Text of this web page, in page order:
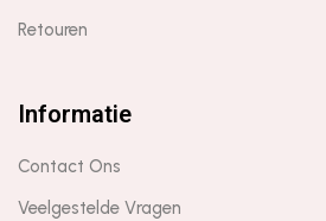
Retouren
Informatie
Contact Ons
Veelgestelde Vragen